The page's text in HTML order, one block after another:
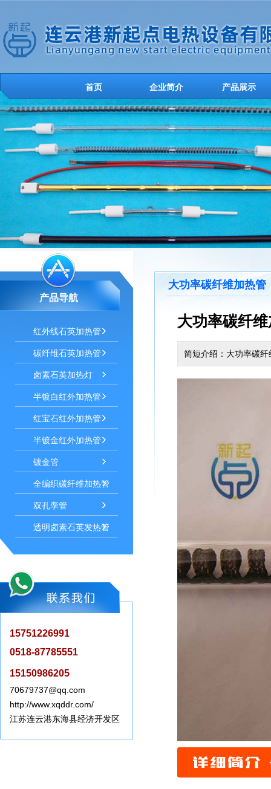
首页 企业简介 产品展示
产品导航
红外线石英加热管
碳纤维石英加热管
卤素石英加热灯
半镀白红外加热管
红宝石红外加热管
半镀金红外加热管
镀金管
全编织碳纤维加热管
双孔孪管
透明卤素石英发热管
15751226991
0518-87785551
15150986205
70679737@qq.com
http://www.xqddr.com/
江苏连云港东海县经济开发区
大功率碳纤维加热管
大功率碳纤
简短介绍：大功率碳纤